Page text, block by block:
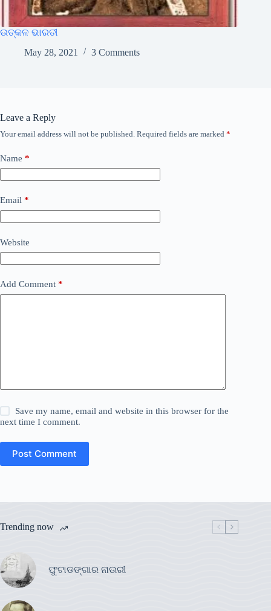
ଉତ୍କଳ ଭାରତୀ
May 28, 2021
3 Comments
Leave a Reply
Your email address will not be published. Required fields are marked *
Name *
Email *
Website
Add Comment *
Save my name, email and website in this browser for the
next time I comment.
Post Comment
Trending now
ଫୁଟାଡଙ୍ଗାର ନାଉରୀ